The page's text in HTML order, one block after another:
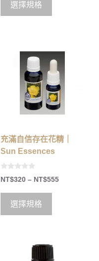
5
選擇規格
充滿自信存在花精｜
Sun Essences
0
o
t
5
NT$320 – NT$555
選擇規格